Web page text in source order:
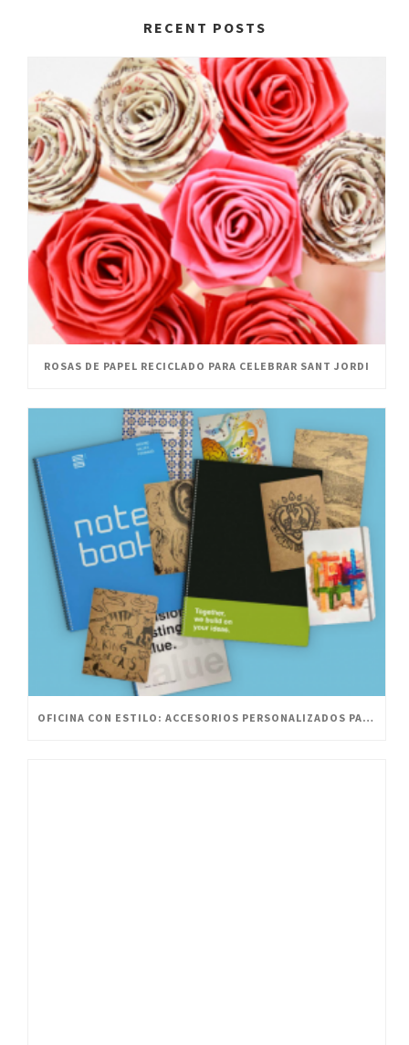
RECENT POSTS
ROSAS DE PAPEL RECICLADO PARA CELEBRAR SANT JORDI
OFICINA CON ESTILO: ACCESORIOS PERSONALIZADOS PARA UN ESPACIO INNOVADOR